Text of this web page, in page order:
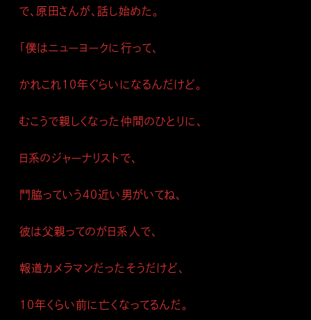
で、原田さんが、話し始めた。
「僕はニューヨークに行って、
かれこれ１０年ぐらいになるんだけど。
むこうで親しくなった仲間のひとりに、
日系のジャーナリストで、
門脇っていう４０近い男がいてね、
彼は父親ってのが日系人で、
報道カメラマンだったそうだけど、
１０年くらい前に亡くなってるんだ。